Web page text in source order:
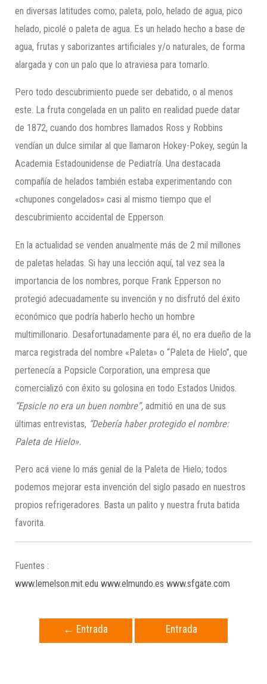
en diversas latitudes como; paleta, polo, helado de agua, pico
helado, picolé o paleta de agua. Es un helado hecho a base de
agua, frutas y saborizantes artificiales y/o naturales, de forma
alargada y con un palo que lo atraviesa para tomarlo.
Pero todo descubrimiento puede ser debatido, o al menos
este. La fruta congelada en un palito en realidad puede datar
de 1872, cuando dos hombres llamados Ross y Robbins
vendían un dulce similar al que llamaron Hokey-Pokey, según la
Academia Estadounidense de Pediatría. Una destacada
compañía de helados también estaba experimentando con
«chupones congelados» casi al mismo tiempo que el
descubrimiento accidental de Epperson.
En la actualidad se venden anualmente más de 2 mil millones
de paletas heladas. Si hay una lección aquí, tal vez sea la
importancia de los nombres, porque Frank Epperson no
protegió adecuadamente su invención y no disfrutó del éxito
económico que podría haberlo hecho un hombre
multimillonario. Desafortunadamente para él, no era dueño de la
marca registrada del nombre «Paleta» o “Paleta de Hielo”, que
pertenecía a Popsicle Corporation, una empresa que
comercializó con éxito su golosina en todo Estados Unidos.
“Epsicle no era un buen nombre”, admitió en una de sus
últimas entrevistas, “Debería haber protegido el nombre:
Paleta de Hielo».
Pero acá viene lo más genial de la Paleta de Hielo; todos
podemos mejorar esta invención del siglo pasado en nuestros
propios refrigeradores. Basta un palito y nuestra fruta batida
favorita.
Fuentes :
www.lemelson.mit.edu www.elmundo.es www.sfgate.com
← Entrada
Entrada